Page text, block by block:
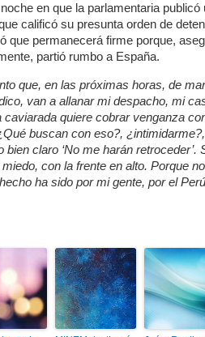
en que la parlamentaria
calificó su presunta orden de
que permanecerá firme porque,
partió rumbo a España.
que, en las próximas horas, de
van a allanar mi despacho, mi
caviarada quiere cobrar venganza
buscan con eso?,
bien claro ‘No me harán retroceder’.
con la frente en alto. Porque
ha sido por mi gente, por el